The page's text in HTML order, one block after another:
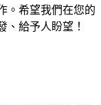
。希望我們在您的
、給予人盼望！